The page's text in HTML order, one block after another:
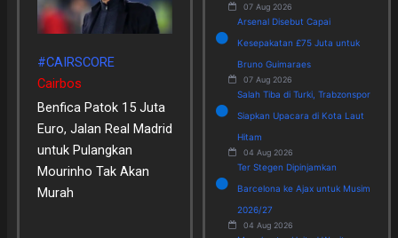
#CAIRSCORE
Cairbos
Benfica Patok 15 Juta
Euro, Jalan Real Madrid
untuk Pulangkan
Mourinho Tak Akan
Murah
07 Aug 2026
Arsenal Disebut Capai
Kesepakatan £75 Juta untuk
Bruno Guimaraes
07 Aug 2026
Salah Tiba di Turki, Trabzonspor
Siapkan Upacara di Kota Laut
Hitam
04 Aug 2026
Ter Stegen Dipinjamkan
Barcelona ke Ajax untuk Musim
2026/27
04 Aug 2026